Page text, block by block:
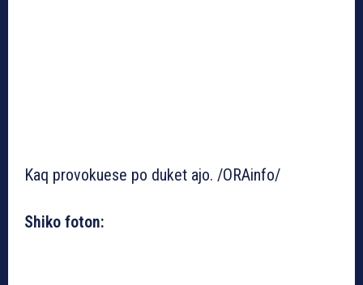
Kaq provokuese po duket ajo. /ORAinfo/
Shiko foton: